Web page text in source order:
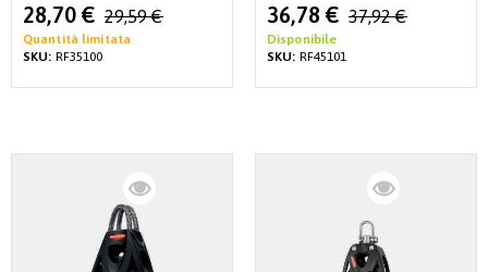
Special
Price
28,70 € 29,59 €
Quantità limitata
SKU: RF35100
Special
Price
36,78 € 37,92 €
Disponibile
SKU: RF45101